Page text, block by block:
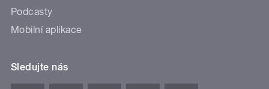
Podcasty
Mobilní aplikace
Sledujte nás